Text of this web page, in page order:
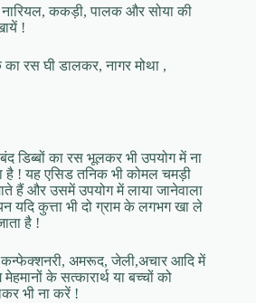
नारियल, ककड़ी, पालक और सोया की
!
रस घी डालकर, नागर मोथा ,
डिब्बों का रस भूलकर भी उपयोग में ना
है ! यह एसिड तनिक भी कोमल चमड़ी
हैं और उसमें उपयोग में लाया जानेवाला
यदि कुत्ता भी दो ग्राम के लगभग खा ले
है !
अमरूद, जेली,अचार आदि में
के सत्कारार्थ या बच्चों को
भी ना करें !